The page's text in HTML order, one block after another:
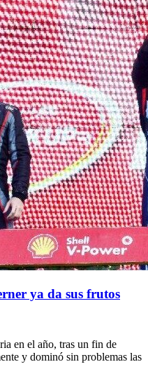
ya da sus frutos
en el año, tras un fin de
y dominó sin problemas las